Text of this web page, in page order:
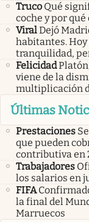
Truco Qué
coche y por
ViralDejó
habitantes. Hoy
tranquilidad,
Felicidad
viene de la
multiplicación
Últimas
Prestaciones
que pueden
contributiva en
Trabajadores
los salarios en
FIFA
la final del
Marruecos